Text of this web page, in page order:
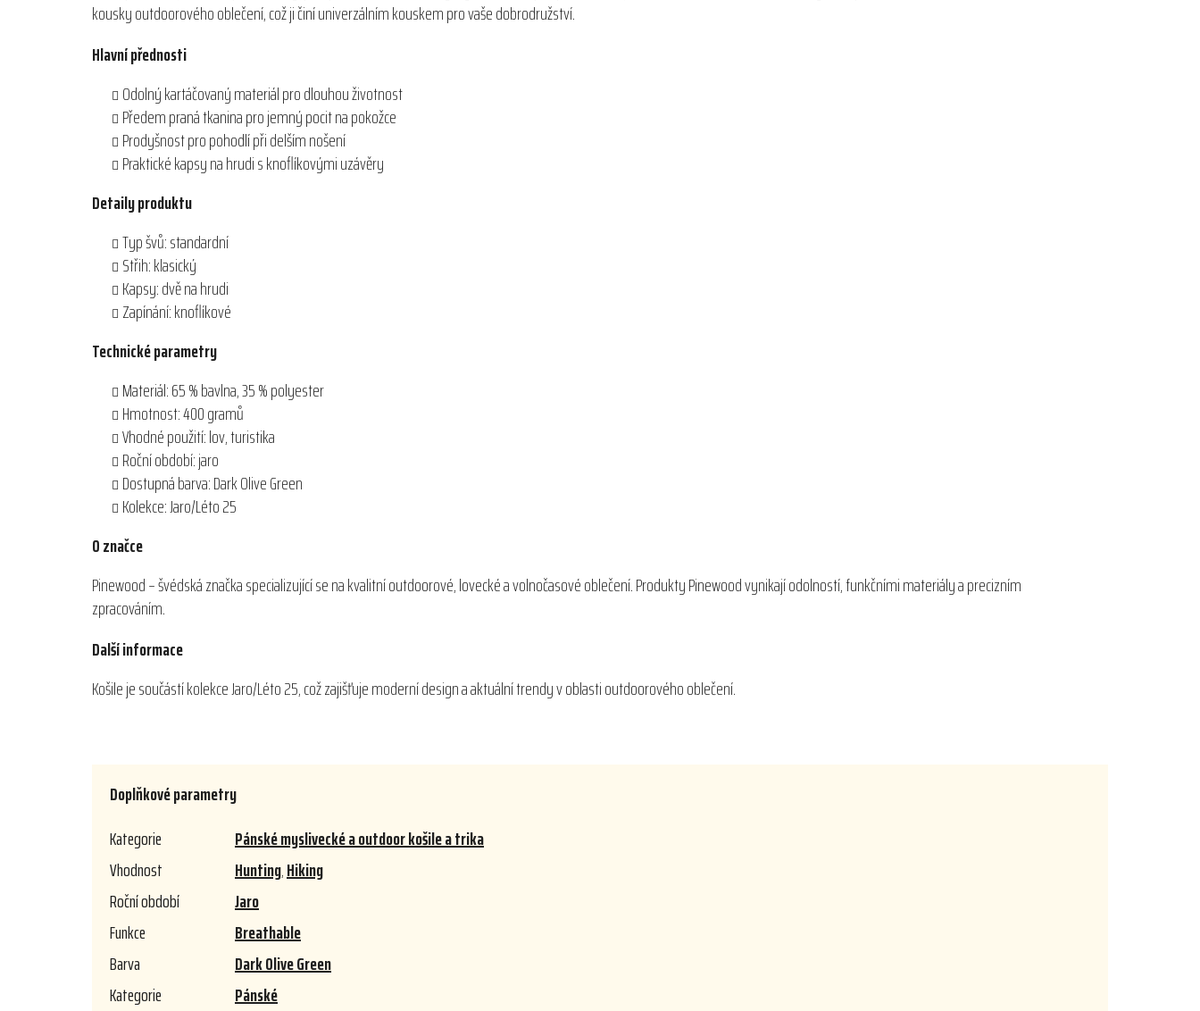
kousky outdoorového oblečení, což ji činí univerzálním kouskem pro vaše dobrodružství.
Hlavní přednosti
Odolný kartáčovaný materiál pro dlouhou životnost
Předem praná tkanina pro jemný pocit na pokožce
Prodyšnost pro pohodlí při delším nošení
Praktické kapsy na hrudi s knoflíkovými uzávěry
Detaily produktu
Typ švů: standardní
Střih: klasický
Kapsy: dvě na hrudi
Zapínání: knoflíkové
Technické parametry
Materiál: 65 % bavlna, 35 % polyester
Hmotnost: 400 gramů
Vhodné použití: lov, turistika
Roční období: jaro
Dostupná barva: Dark Olive Green
Kolekce: Jaro/Léto 25
O značce
Pinewood – švédská značka specializující se na kvalitní outdoorové, lovecké a volnočasové oblečení. Produkty Pinewood vynikají odolností, funkčními materiály a precizním
zpracováním.
Další informace
Košile je součástí kolekce Jaro/Léto 25, což zajišťuje moderní design a aktuální trendy v oblasti outdoorového oblečení.
Doplňkové parametry
Kategorie
Pánské myslivecké a outdoor košile a trika
Vhodnost
Hunting,Hiking
Roční období
Jaro
Funkce
Breathable
Barva
Dark Olive Green
Kategorie
Pánské